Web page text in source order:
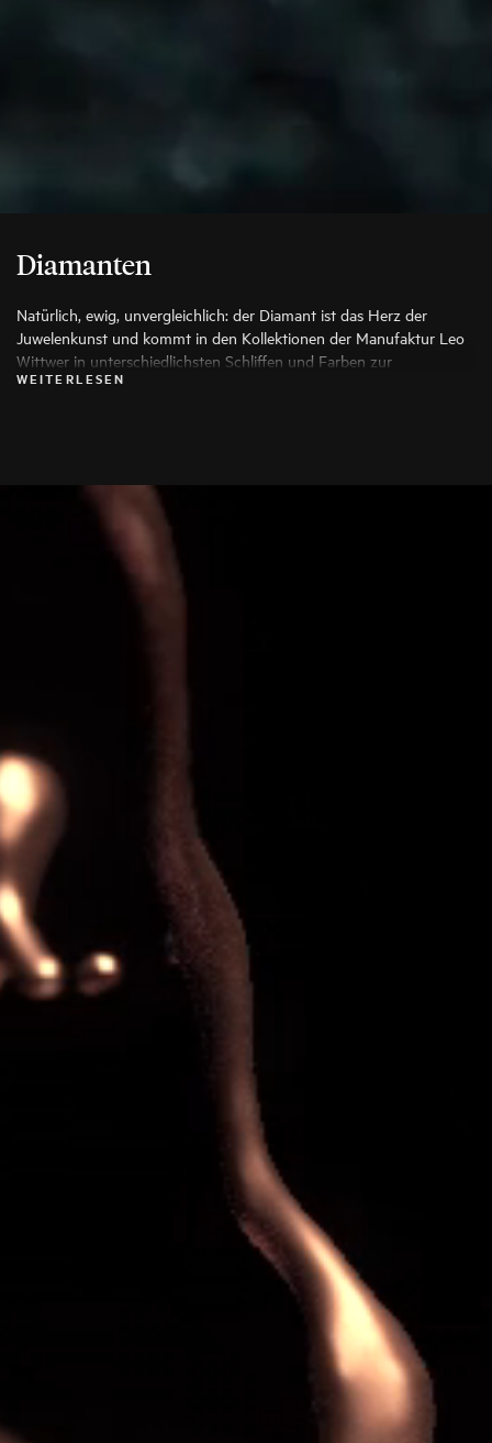
Diamanten
Natürlich, ewig, unvergleichlich: der Diamant ist das Herz der
Juwelenkunst und kommt in den Kollektionen der Manufaktur Leo
Wittwer in unterschiedlichsten Schliffen und Farben zur
Anwendung, die seine Schönheit auf die Spitze treiben. Es werden
WEITERLESEN